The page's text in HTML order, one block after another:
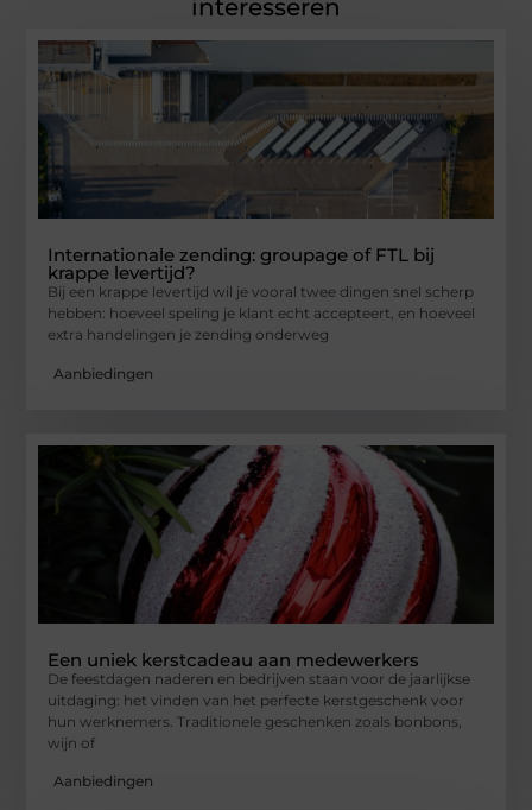
interesseren
Internationale zending: groupage of FTL bij
krappe levertijd?
Bij een krappe levertijd wil je vooral twee dingen snel scherp
hebben: hoeveel speling je klant echt accepteert, en hoeveel
extra handelingen je zending onderweg
Aanbiedingen
Een uniek kerstcadeau aan medewerkers
De feestdagen naderen en bedrijven staan voor de jaarlijkse
uitdaging: het vinden van het perfecte kerstgeschenk voor
hun werknemers. Traditionele geschenken zoals bonbons,
wijn of
Aanbiedingen